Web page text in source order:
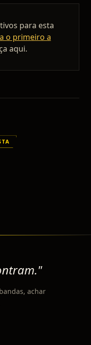
para esta
o primeiro a
aqui.
achar